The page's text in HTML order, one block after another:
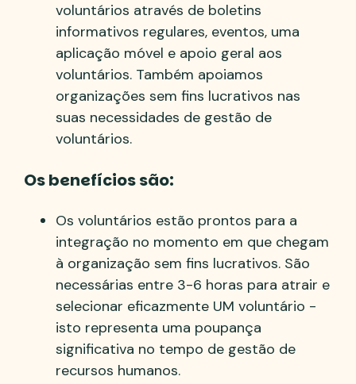
voluntários através de boletins
informativos regulares, eventos, uma
aplicação móvel e apoio geral aos
voluntários. Também apoiamos
organizações sem fins lucrativos nas
suas necessidades de gestão de
voluntários.
Os benefícios são:
Os voluntários estão prontos para a
integração no momento em que chegam
à organização sem fins lucrativos. São
necessárias entre 3-6 horas para atrair e
selecionar eficazmente UM voluntário -
isto representa uma poupança
significativa no tempo de gestão de
recursos humanos.